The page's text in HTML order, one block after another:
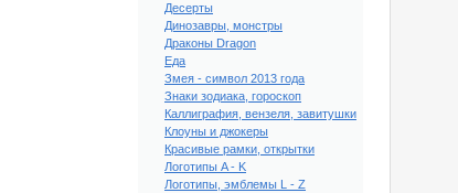
Десерты
Динозавры, монстры
Драконы Dragon
Еда
Змея - символ 2013 года
Знаки зодиака, гороскоп
Каллиграфия, вензеля, завитушки
Клоуны и джокеры
Красивые рамки, открытки
Логотипы A - K
Логотипы, эмблемы L - Z